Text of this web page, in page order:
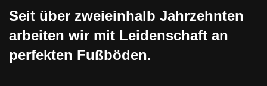
Seit über zweieinhalb Jahrzehnten
arbeiten wir mit Leidenschaft an
perfekten Fußböden.